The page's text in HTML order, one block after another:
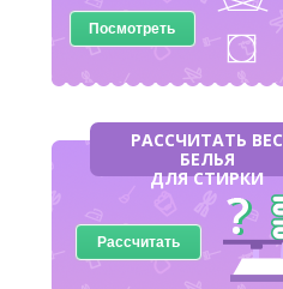
Посмотреть
РАССЧИТАТЬ ВЕС
БЕЛЬЯ
ДЛЯ СТИРКИ
Рассчитать